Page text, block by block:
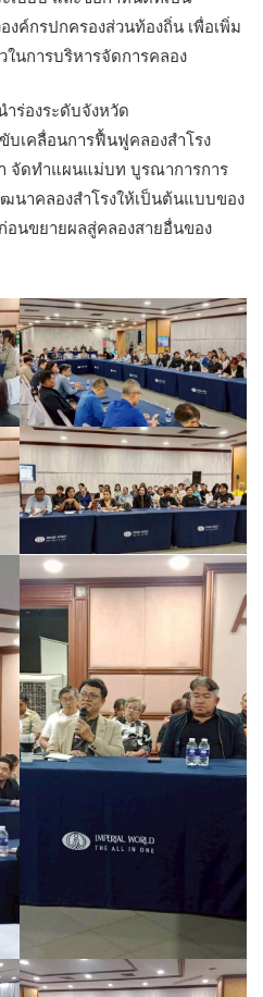
งค์กรปกครองส่วนท้องถิ่น เพื่อเพิ่ม
นการบริหารจัดการคลอง
ร่องระดับจังหวัด
บเคลื่อนการฟื้นฟูคลองสำโรง
จัดทำแผนแม่บท บูรณาการการ
นาคลองสำโรงให้เป็นต้นแบบของ
นขยายผลสู่คลองสายอื่นของ